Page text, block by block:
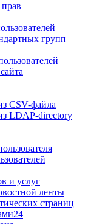
групп
CSV-файла
LDAP-directory
и услуг
ленты
страниц